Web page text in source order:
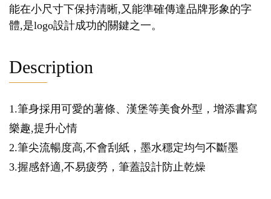
能在小尺寸下保持清晰,又能準確傳達品牌形象的字
體,是logo設計成功的關鍵之一。
Description
1.筆身採用可愛的薯條、漢堡等美食外型，增添書寫
樂趣,提升心情
2.筆尖流暢度高,不會刮紙，墨水穩定均勻不斷墨
3.握感舒適,不易疲勞，筆蓋設計防止乾燥